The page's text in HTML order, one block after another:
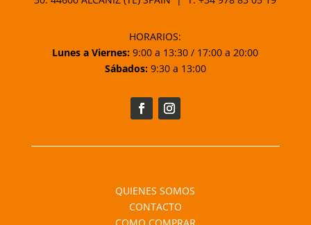
HORARIOS:
Lunes a Viernes: 9:00 a 13:30 / 17:00 a 20:00
Sábados:9:30 a 13:00
QUIENES SOMOS
CONTACTO